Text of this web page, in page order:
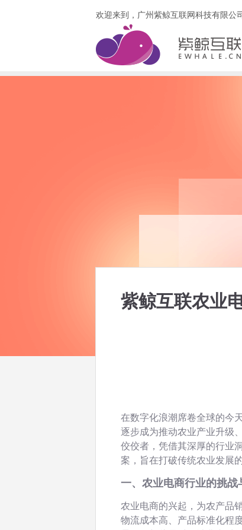
欢迎来到，广州紫鲸互联网科技有限公
紫鲸互联农业
在数字化浪潮席卷全球的今
逐步成为推动农业产业升级
佼佼者，凭借其深厚的行业
案，旨在打破传统农业发展
一、农业电商行业的挑战
农业电商的兴起，为农产品
物流成本高、产品标准化程